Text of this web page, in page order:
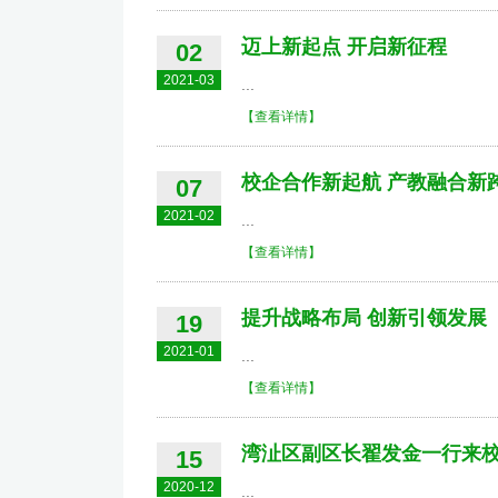
02
2021-03
迈上新起点 开启新征程
【查看详情】
07
2021-02
校企合作新起航 产教融合新
【查看详情】
19
2021-01
提升战略布局 创新引领发展
【查看详情】
15
2020-12
湾沚区副区长翟发金一行来